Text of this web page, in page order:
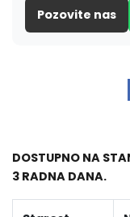
Pozovite nas
DOSTUPNO NA
3 RADNA DANA.